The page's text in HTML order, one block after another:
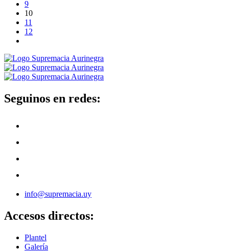
9
10
11
12
Seguinos en redes:
info@supremacia.uy
Accesos directos:
Plantel
Galería